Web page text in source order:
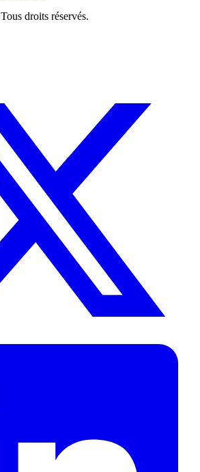
Tous droits réservés.